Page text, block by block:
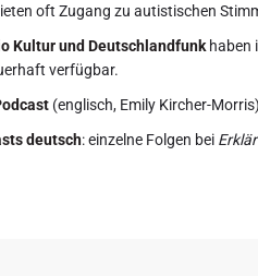
oft Zugang zu autistischen
Kultur und Deutschlandfunk haben
verfügbar.
(englisch, Emily Kircher-
deutsch: einzelne Folgen bei